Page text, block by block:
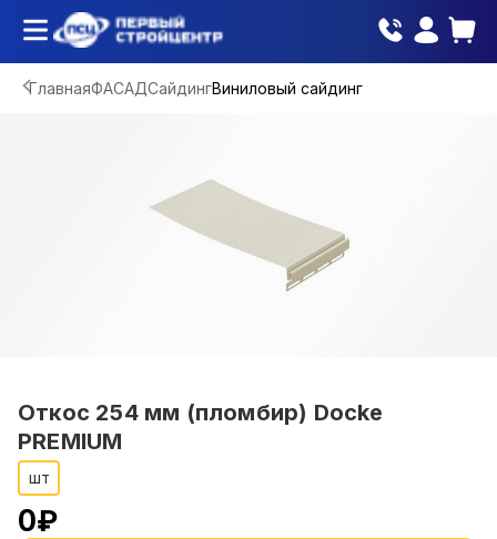
ГлавнаяФАСАДСайдингВиниловый сайдинг
Откос 254 мм (пломбир) Docke
PREMIUM
шт
0₽